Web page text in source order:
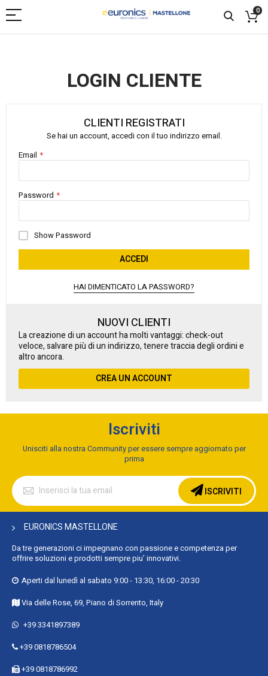
0
LOGIN CLIENTE
CLIENTI REGISTRATI
Se hai un account, accedi con il tuo indirizzo email.
Email
Password
Show Password
ACCEDI
HAI DIMENTICATO LA PASSWORD?
NUOVI CLIENTI
La creazione di un account ha molti vantaggi: check-out
veloce, salvare più di un indirizzo, tenere traccia degli ordini e
altro ancora.
CREA UN ACCOUNT
Iscriviti
Unisciti alla nostra Community per essere sempre aggiornato per
prima
Iscriviti
alla
nostra
Newsletter:
ISCRIVITI
EURONICS MASTELLONE
Da tre generazioni ci impegnano con passione e competenza per
offrire soluzioni e prodotti sempre piu’ innovativi.
Aperti dal lunedì al sabato 9:00 - 13:30, 16:00 - 20:30
Via delle Rose, 69, Piano di Sorrento, Italy
+39 3341897389
+39 0818786504
+39 0818786992